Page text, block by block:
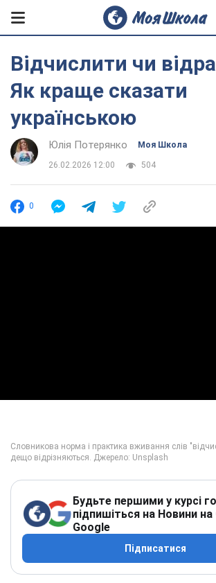
Відчислити чи
Як краще сказати
українською
Юлія Потерянко Моя Школа
26.02.2026 12:00 504
0
Будьте першими у курсі
підпишіться на Новини на
Google
Підписатися